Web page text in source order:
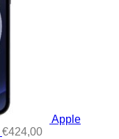
Apple
€424,00